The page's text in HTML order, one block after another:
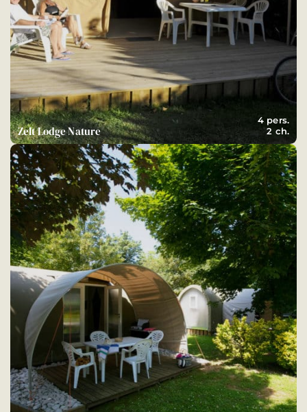
Zelt Lodge Nature
4 pers.
2 ch.